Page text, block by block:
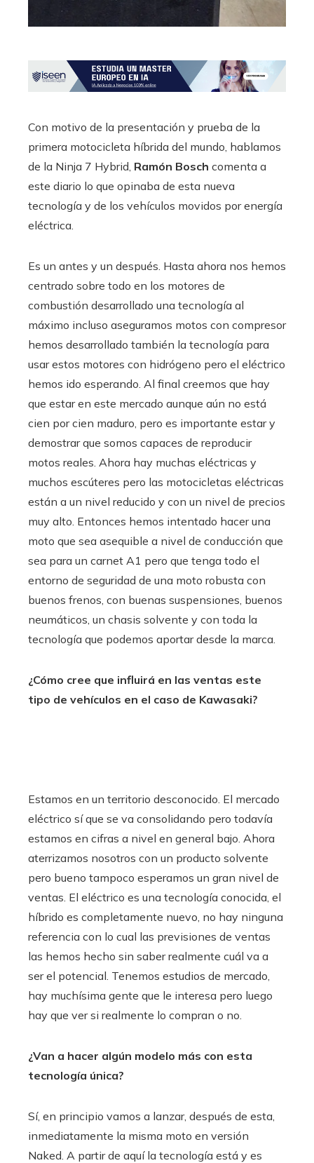
Con motivo de la presentación y prueba de la
primera motocicleta híbrida del mundo, hablamos
de la Ninja 7 Hybrid, Ramón Bosch comenta a
este diario lo que opinaba de esta nueva
tecnología y de los vehículos movidos por energía
eléctrica.
Es un antes y un después. Hasta ahora nos hemos
centrado sobre todo en los motores de
combustión desarrollado una tecnología al
máximo incluso aseguramos motos con compresor
hemos desarrollado también la tecnología para
usar estos motores con hidrógeno pero el eléctrico
hemos ido esperando. Al final creemos que hay
que estar en este mercado aunque aún no está
cien por cien maduro, pero es importante estar y
demostrar que somos capaces de reproducir
motos reales. Ahora hay muchas eléctricas y
muchos escúteres pero las motocicletas eléctricas
están a un nivel reducido y con un nivel de precios
muy alto. Entonces hemos intentado hacer una
moto que sea asequible a nivel de conducción que
sea para un carnet A1 pero que tenga todo el
entorno de seguridad de una moto robusta con
buenos frenos, con buenas suspensiones, buenos
neumáticos, un chasis solvente y con toda la
tecnología que podemos aportar desde la marca.
¿Cómo cree que influirá en las ventas este
tipo de vehículos en el caso de Kawasaki?
Estamos en un territorio desconocido. El mercado
eléctrico sí que se va consolidando pero todavía
estamos en cifras a nivel en general bajo. Ahora
aterrizamos nosotros con un producto solvente
pero bueno tampoco esperamos un gran nivel de
ventas. El eléctrico es una tecnología conocida, el
híbrido es completamente nuevo, no hay ninguna
referencia con lo cual las previsiones de ventas
las hemos hecho sin saber realmente cuál va a
ser el potencial. Tenemos estudios de mercado,
hay muchísima gente que le interesa pero luego
hay que ver si realmente lo compran o no.
¿Van a hacer algún modelo más con esta
tecnología única?
Sí, en principio vamos a lanzar, después de esta,
inmediatamente la misma moto en versión
Naked. A partir de aquí la tecnología está y es